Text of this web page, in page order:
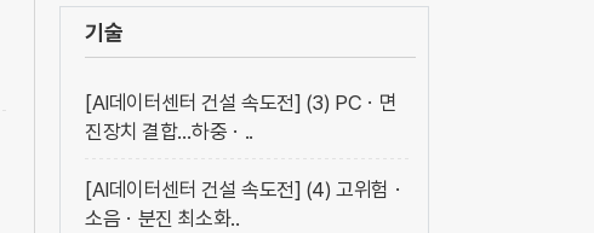
기술
[AI데이터센터 건설 속도전] (3) PCㆍ면
진장치 결합…하중ㆍ..
[AI데이터센터 건설 속도전] (4) 고위험ㆍ
소음ㆍ분진 최소화..